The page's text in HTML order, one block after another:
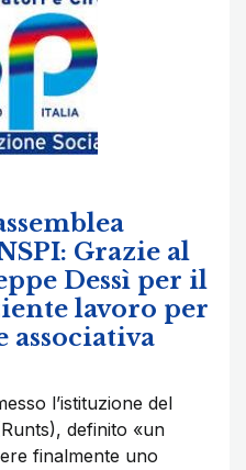
Grazie al
Dessì per il
lavoro per
associativa
l’istituzione del
definito «un
finalmente uno